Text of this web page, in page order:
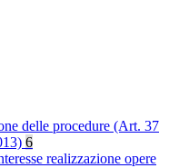
delle procedure (Art. 37
6
realizzazione opere